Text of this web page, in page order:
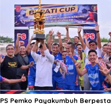
PS Pemko Payakumbuh Berpesta